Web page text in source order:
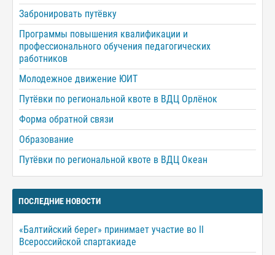
Забронировать путёвку
Программы повышения квалификации и
профессионального обучения педагогических
работников
Молодежное движение ЮИТ
Путёвки по региональной квоте в ВДЦ Орлёнок
Форма обратной связи
Образование
Путёвки по региональной квоте в ВДЦ Океан
ПОСЛЕДНИЕ НОВОСТИ
«Балтийский берег» принимает участие во II
Всероссийской спартакиаде